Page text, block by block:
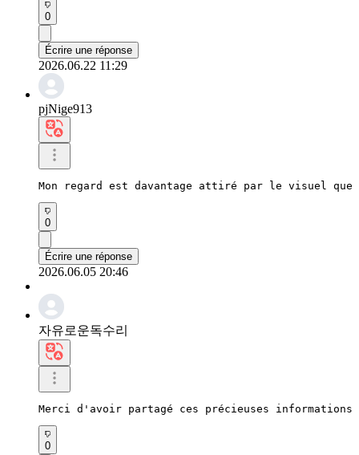
0
Écrire une réponse
2026.06.22 11:29
pjNige913
Mon regard est davantage attiré par le visuel
0
Écrire une réponse
2026.06.05 20:46
자유로운독수리
Merci d'avoir partagé ces précieuses
0